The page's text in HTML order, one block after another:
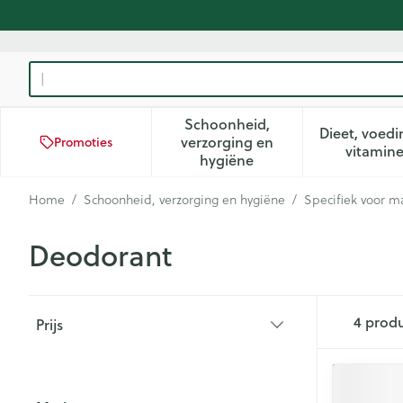
Product, merk, categorie...
Promoties
Schoonheid,
verzorging en
hygiëneToon submenu voor
Dieet,
Home / Schoonheid, verzorging en hygiëne / Specifiek voor
Deodorant
Prijs
4